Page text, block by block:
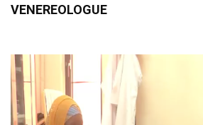
VENEREOLOGUE